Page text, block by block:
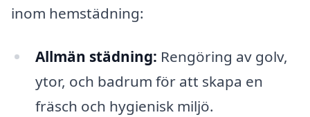
inom hemstädning:
Allmän städning: Rengöring av golv,
ytor, och badrum för att skapa en
fräsch och hygienisk miljö.